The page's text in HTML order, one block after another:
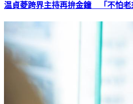
温貞菱跨界主持再拚金鐘 「不怕老